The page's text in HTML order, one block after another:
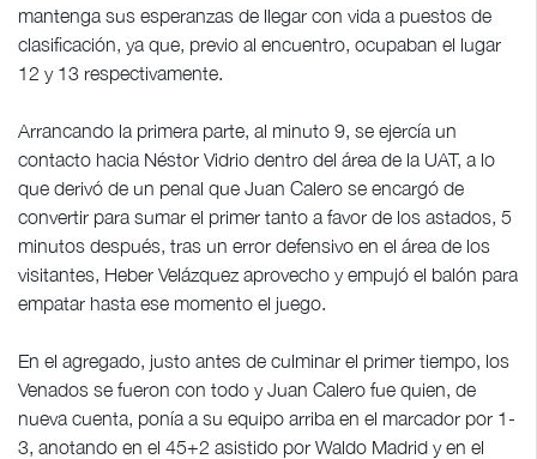
mantenga sus esperanzas de llegar con vida a puestos de
clasificación, ya que, previo al encuentro, ocupaban el lugar
12 y 13 respectivamente.
Arrancando la primera parte, al minuto 9, se ejercía un
contacto hacia Néstor Vidrio dentro del área de la UAT, a lo
que derivó de un penal que Juan Calero se encargó de
convertir para sumar el primer tanto a favor de los astados, 5
minutos después, tras un error defensivo en el área de los
visitantes, Heber Velázquez aprovecho y empujó el balón para
empatar hasta ese momento el juego.
En el agregado, justo antes de culminar el primer tiempo, los
Venados se fueron con todo y Juan Calero fue quien, de
nueva cuenta, ponía a su equipo arriba en el marcador por 1-
3, anotando en el 45+2 asistido por Waldo Madrid y en el